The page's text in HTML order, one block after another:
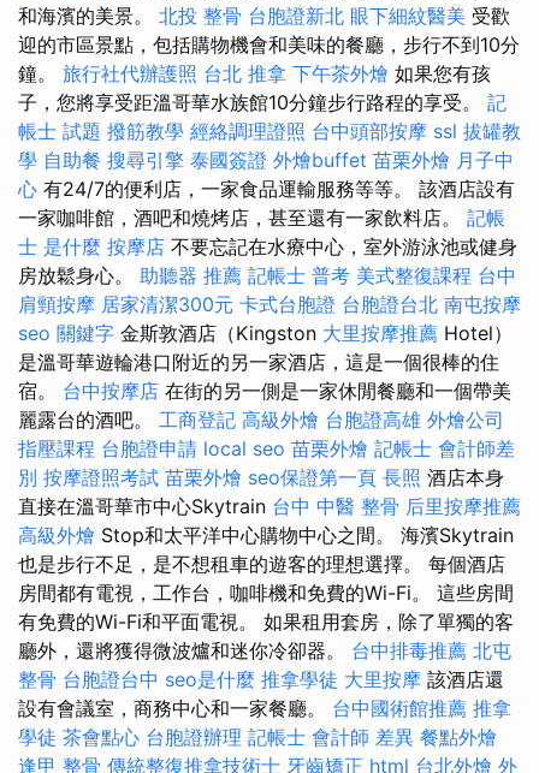
和海濱的美景。 北投 整骨 台胞證新北 眼下細紋醫美 受歡
迎的市區景點，包括購物機會和美味的餐廳，步行不到10分
鐘。 旅行社代辦護照 台北 推拿 下午茶外燴 如果您有孩
子，您將享受距溫哥華水族館10分鐘步行路程的享受。 記
帳士 試題 撥筋教學 經絡調理證照 台中頭部按摩 ssl 拔罐教
學 自助餐 搜尋引擎 泰國簽證 外燴buffet 苗栗外燴 月子中
心 有24/7的便利店，一家食品運輸服務等等。 該酒店設有
一家咖啡館，酒吧和燒烤店，甚至還有一家飲料店。 記帳
士 是什麼 按摩店 不要忘記在水療中心，室外游泳池或健身
房放鬆身心。 助聽器 推薦 記帳士 普考 美式整復課程 台中
肩頸按摩 居家清潔300元 卡式台胞證 台胞證台北 南屯按摩
seo 關鍵字 金斯敦酒店（Kingston 大里按摩推薦 Hotel）
是溫哥華遊輪港口附近的另一家酒店，這是一個很棒的住
宿。 台中按摩店 在街的另一側是一家休閒餐廳和一個帶美
麗露台的酒吧。 工商登記 高級外燴 台胞證高雄 外燴公司
指壓課程 台胞證申請 local seo 苗栗外燴 記帳士 會計師差
別 按摩證照考試 苗栗外燴 seo保證第一頁 長照 酒店本身
直接在溫哥華市中心Skytrain 台中 中醫 整骨 后里按摩推薦
高級外燴 Stop和太平洋中心購物中心之間。 海濱Skytrain
也是步行不足，是不想租車的遊客的理想選擇。 每個酒店
房間都有電視，工作台，咖啡機和免費的Wi-Fi。 這些房間
有免費的Wi-Fi和平面電視。 如果租用套房，除了單獨的客
廳外，還將獲得微波爐和迷你冷卻器。 台中排毒推薦 北屯
整骨 台胞證台中 seo是什麼 推拿學徒 大里按摩 該酒店還
設有會議室，商務中心和一家餐廳。 台中國術館推薦 推拿
學徒 茶會點心 台胞證辦理 記帳士 會計師 差異 餐點外燴
逢甲 整骨 傳統整復推拿技術士 牙齒矯正 html 台北外燴 外